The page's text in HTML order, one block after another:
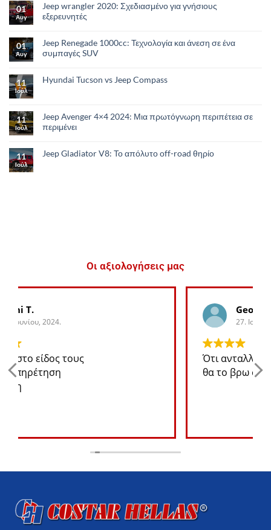
01
Αυγ
Jeep wrangler 2020: Σχεδιασμένο για γνήσιους
εξερευνητές
01
Αυγ
Jeep Renegade 1000cc: Τεχνολογία και άνεση σε ένα
συμπαγές SUV
11
Ιούλ
Hyundai Tucson vs Jeep Compass
11
Ιούλ
Jeep Avenger 4×4 2024: Μια πρωτόγνωρη περιπέτεια σε
περιμένει
11
Ιούλ
Jeep Gladiator V8: Το απόλυτο οff-road θηρίο
Οι αξιολογήσεις μας
Ότι ανταλλακτικό χρειάζομαι για το jeep
θα το βρω σε καλή τιμή